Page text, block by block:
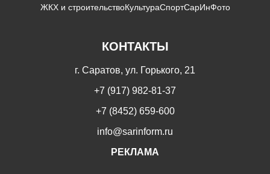
ЖКХ и строительствоКультураСпортСарИнФото
КОНТАКТЫ
г. Саратов, ул. Горького, 21
+7 (917) 982-81-37
+7 (8452) 659-600
info@sarinform.ru
РЕКЛАМА